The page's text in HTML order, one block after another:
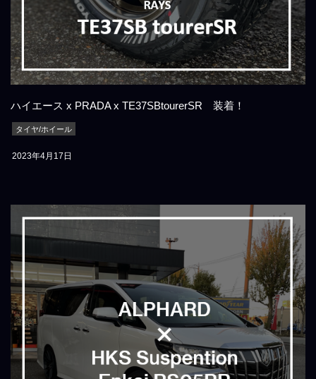
ハイエース x PRADA x TE37SBtourerSR 装着！
タイヤ/ホイール
2023年4月17日